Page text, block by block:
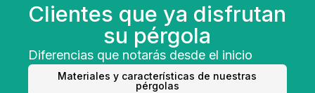
Clientes que ya disfrutan
su pérgola
Diferencias que notarás desde el inicio
Materiales y características de nuestras
pérgolas